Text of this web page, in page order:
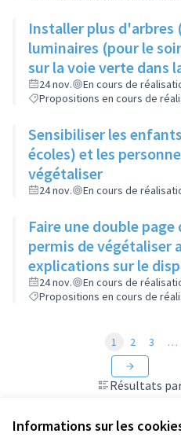
Informations sur les
Installer plus
luminaires (pour le
sur la voie verte dans
et la rue de l'Industrie
24 nov.
En cours de
Propositions en cours de
Sensibiliser les
écoles) et les
végétaliser
24 nov. En cours de
Faire une double
permis de végétaliser
explications sur le
côté des exemples
investir
24 nov.
En cours de
Propositions en cours de
Résultats
1 2 3 …